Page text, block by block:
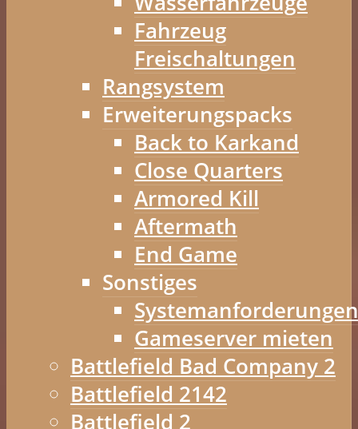
Fahrzeug
Freischaltungen
Rangsystem
Erweiterungspacks
Back to Karkand
Close Quarters
Armored Kill
Aftermath
End Game
Sonstiges
Systemanforderungen
Gameserver mieten
Battlefield Bad Company 2
Battlefield 2142
Battlefield 2